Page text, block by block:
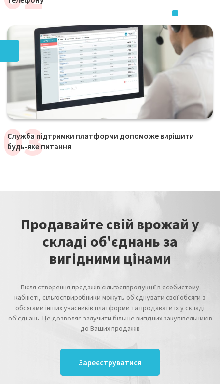
Служба підтримки платформи допоможе вирішити
будь-яке питання
Продавайте свій врожай у
складі об'єднань за
вигідними цінами
Після створення продажів сільгосппродукції в особистому
кабінеті, сільгоспвиробники можуть об'єднувати свої обсяги з
обсягами інших учасників платформи та продавати їх у складі
об'єднань. Це дозволяє залучити більше вигідних закупівельників
до Ваших продажів
Зареєструватися